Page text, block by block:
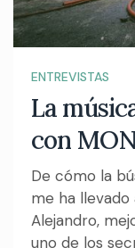
ENTREVISTAS
La
con
De cómo la
me ha llevado
Alejandro,
uno de los